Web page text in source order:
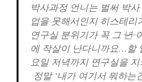
박사과정 언니는 벌써 박
업을 못해서인지 히스테리
연구실 분위기가 꼭 그년
에 작살이 난다니까요…할
요일 저녁까지 연구실을
정말 ‘내가 여기서 뭐하는